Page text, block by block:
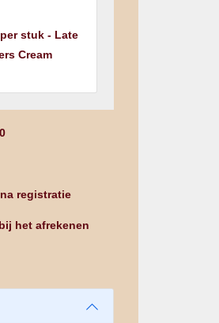
stuk - Late
Cream
registratie
het afrekenen